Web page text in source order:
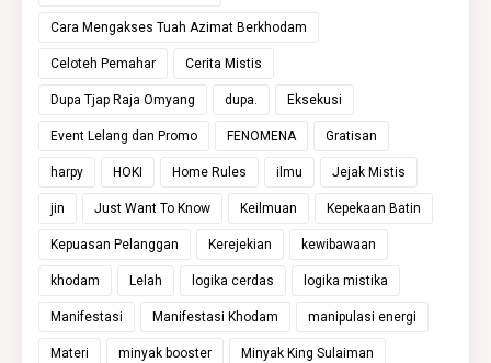
Cara Mengakses Tuah Azimat Berkhodam
Celoteh Pemahar Cerita Mistis
Dupa Tjap Raja Omyang dupa. Eksekusi
Event Lelang dan Promo FENOMENA Gratisan
harpy HOKI Home Rules ilmu Jejak Mistis
jin Just Want To Know Keilmuan Kepekaan Batin
Kepuasan Pelanggan Kerejekian kewibawaan
khodam Lelah logika cerdas logika mistika
Manifestasi Manifestasi Khodam manipulasi energi
Materi minyak booster Minyak King Sulaiman